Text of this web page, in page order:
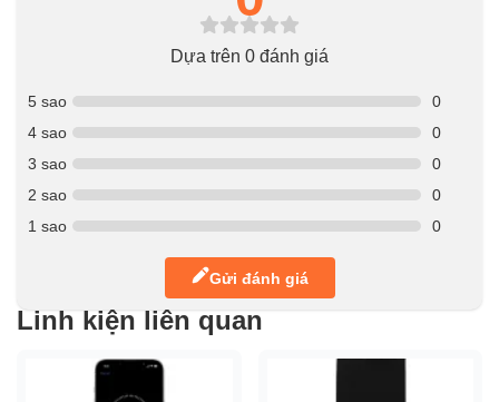
Dựa trên 0 đánh giá
5 sao
0
4 sao
0
3 sao
0
2 sao
0
1 sao
0
Gửi đánh giá
Linh kiện liên quan